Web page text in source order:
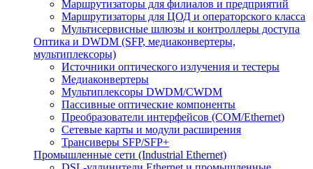
Маршрутизаторы для филиалов и предприятий
Маршрутизаторы для ЦОД и операторского класса
Мультисервисные шлюзы и контроллеры доступа
Оптика и DWDM (SFP, медиаконвертеры,
мультиплексоры)
Источники оптического излучения и тестеры
Медиаконвертеры
Мультиплексоры DWDM/CWDM
Пассивные оптические компоненты
Преобразователи интерфейсов (COM/Ethernet)
Сетевые карты и модули расширения
Трансиверы SFP/SFP+
Промышленные сети (Industrial Ethernet)